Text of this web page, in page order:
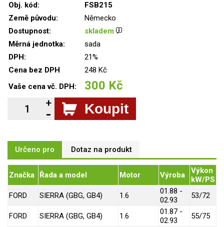
Obj. kód:
FSB215
Země původu:
Německo
Dostupnost:
skladem
Měrná jednotka:
sada
DPH:
21%
Cena bez DPH
248 Kč
Vaše cena vč. DPH:
300 Kč
Koupit
Určeno pro Dotaz na produkt
Značka Řada a model Motor Výroba
Výkon
kW/PS
FORD
SIERRA (GBG, GB4) 1.6
01.88 -
02.93
53/72
FORD SIERRA (GBG, GB4) 1.6
01.87 -
02.93
55/75